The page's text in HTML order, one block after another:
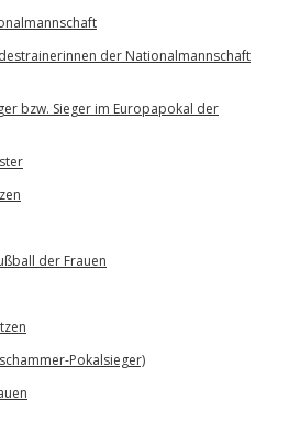
der Nationalmannschaft
bzw. Sieger im Europapokal der
der Frauen
Pokalsieger)